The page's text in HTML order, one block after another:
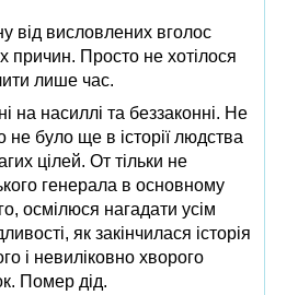
від висловлених вголос
причин. Просто не хотілося
лише час.
на насиллі та беззаконні. Не
було ще в історії людства
цілей. От тільки не
генерала в основному
осмілюся нагадати усім
як закінчилася історія
і невиліковно хворого
Помер дід.